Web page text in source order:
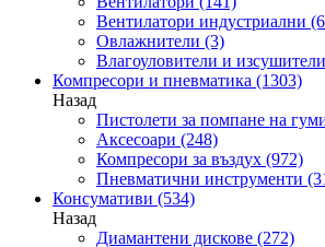
Вентилатори индустриални
Овлажнители (3)
Влагоуловители и изсушители
Компресори и пневматика (1303)
Назад
Пистолети за помпане на
Аксесоари (248)
Компресори за въздух (972)
Пневматични инструменти
Консумативи (534)
Назад
Диамантени дискове (272)